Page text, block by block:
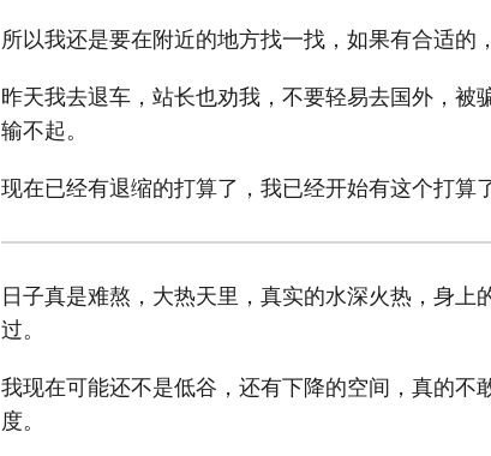
所以我还是要在附近的地方找一找，如果有合适的
昨天我去退车，站长也劝我，不要轻易去国外，被
输不起。
现在已经有退缩的打算了，我已经开始有这个打算
日子真是难熬，大热天里，真实的水深火热，身
过。
我现在可能还不是低谷，还有下降的空间，真的不
度。